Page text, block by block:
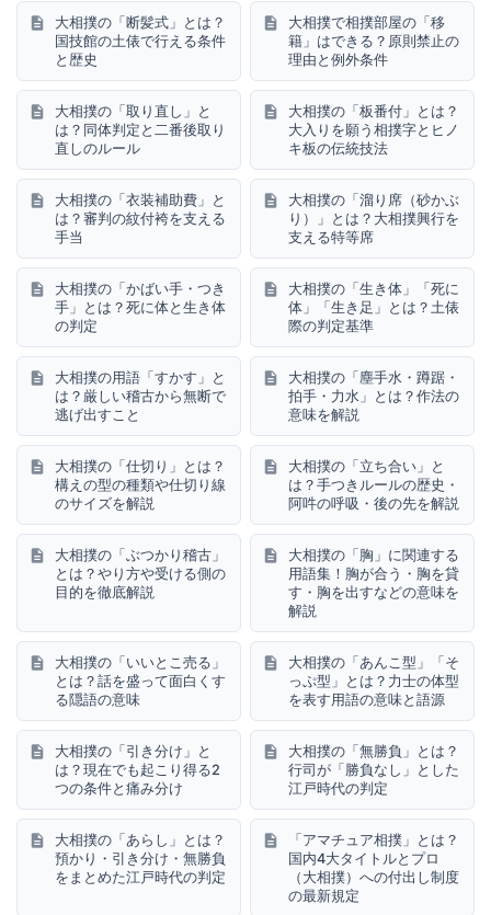
大相撲の「断髪式」とは？
国技館の土俵で行える条件
と歴史
大相撲で相撲部屋の「移
籍」はできる？原則禁止の
理由と例外条件
大相撲の「取り直し」と
は？同体判定と二番後取り
直しのルール
大相撲の「板番付」とは？
大入りを願う相撲字とヒノ
キ板の伝統技法
大相撲の「衣装補助費」と
は？審判の紋付袴を支える
手当
大相撲の「溜り席（砂かぶ
り）」とは？大相撲興行を
支える特等席
大相撲の「かばい手・つき
手」とは？死に体と生き体
の判定
大相撲の「生き体」「死に
体」「生き足」とは？土俵
際の判定基準
大相撲の用語「すかす」と
は？厳しい稽古から無断で
逃げ出すこと
大相撲の「塵手水・蹲踞・
拍手・力水」とは？作法の
意味を解説
大相撲の「仕切り」とは？
構えの型の種類や仕切り線
のサイズを解説
大相撲の「立ち合い」と
は？手つきルールの歴史・
阿吽の呼吸・後の先を解説
大相撲の「ぶつかり稽古」
とは？やり方や受ける側の
目的を徹底解説
大相撲の「胸」に関連する
用語集！胸が合う・胸を貸
す・胸を出すなどの意味を
解説
大相撲の「いいとこ売る」
とは？話を盛って面白くす
る隠語の意味
大相撲の「あんこ型」「そ
っぷ型」とは？力士の体型
を表す用語の意味と語源
大相撲の「引き分け」と
は？現在でも起こり得る2
つの条件と痛み分け
大相撲の「無勝負」とは？
行司が「勝負なし」とした
江戸時代の判定
大相撲の「あらし」とは？
預かり・引き分け・無勝負
をまとめた江戸時代の判定
「アマチュア相撲」とは？
国内4大タイトルとプロ
（大相撲）への付出し制度
の最新規定